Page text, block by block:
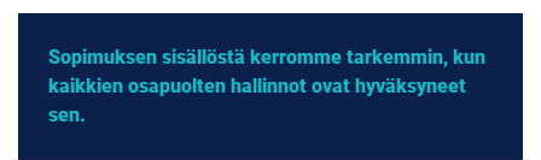
Sopimuksen sisällöstä kerromme tarkemmin, kun
kaikkien osapuolten hallinnot ovat hyväksyneet
sen.